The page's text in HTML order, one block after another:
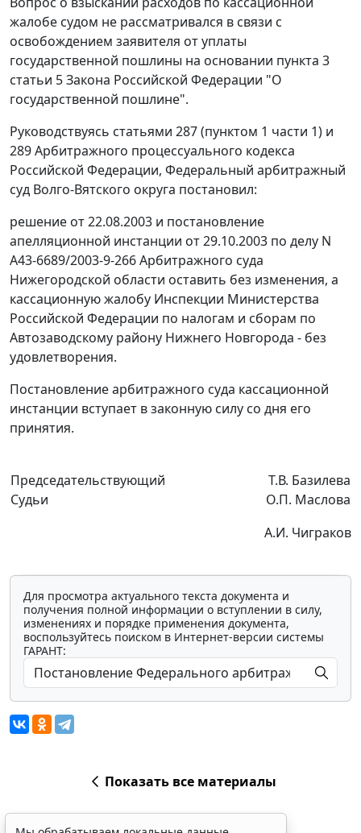
жалобе судом не рассматривался в связи с
освобождением заявителя от уплаты
государственной пошлины на основании пункта 3
статьи 5Закона Российской Федерации "О
государственной пошлине".
Руководствуясь статьями 287 (пунктом 1 части 1) и
289Арбитражного процессуального кодекса
Российской Федерации, Федеральный арбитражный
суд Волго-Вятского округа постановил:
решение от 22.08.2003 и постановление
апелляционной инстанции от 29.10.2003 по делу N
А43-6689/2003-9-266 Арбитражного суда
Нижегородской области оставить без изменения, а
кассационную жалобу Инспекции Министерства
Российской Федерации по налогам и сборам по
Автозаводскому району Нижнего Новгорода - без
удовлетворения.
Постановление арбитражного суда кассационной
инстанции вступает в законную силу со дня его
принятия.
Председательствующий
Судьи
Т.В. Базилева
О.П. Маслова
А.И. Чиграков
Для просмотра актуального текста документа и
получения полной информации о вступлении в силу,
изменениях и порядке применения документа,
воспользуйтесь поиском в Интернет-версии системы
ГАРАНТ:
Показать все материалы